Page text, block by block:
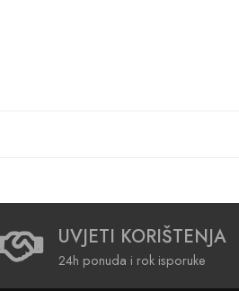
UVJETI KORIŠTENJA
24h ponuda i rok isporuke